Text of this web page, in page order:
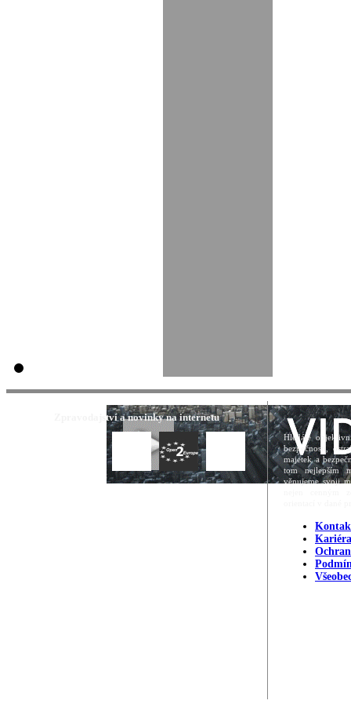
Zpravodajství a novinky na internetu
Hledáte
bezpečnosti,
majetek a
tom nejlepším
věnujeme svoji
Kariéra